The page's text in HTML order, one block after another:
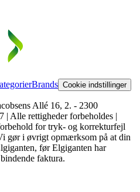
Brands Cookie indstillinger
Allé 16, 2. - 2300
| Alle rettigheder forbeholdes |
for tryk- og korrekturfejl
gør i øvrigt opmærksom på at din
før Elgiganten har
faktura.